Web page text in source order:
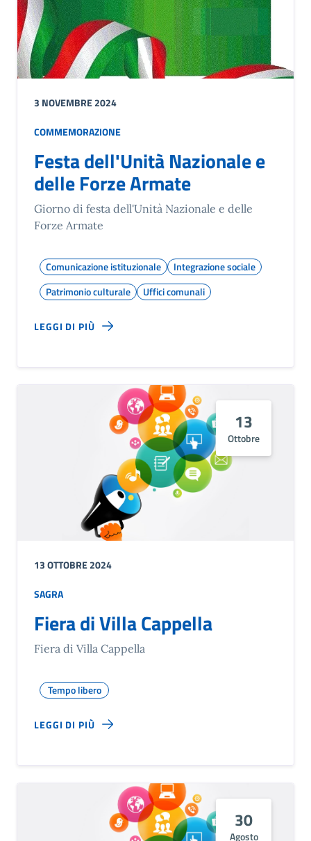
3 NOVEMBRE 2024
COMMEMORAZIONE
Festa dell'Unità Nazionale e
delle Forze Armate
Giorno di festa dell'Unità Nazionale e delle
Forze Armate
Comunicazione istituzionale
Integrazione sociale
Patrimonio culturale
Uffici comunali
LEGGI DI PIÙ
13
Ottobre
13 OTTOBRE 2024
SAGRA
Fiera di Villa Cappella
Fiera di Villa Cappella
Tempo libero
LEGGI DI PIÙ
30
Agosto